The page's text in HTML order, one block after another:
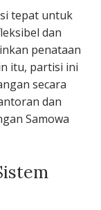
tepat untuk
dan
penataan
itu, partisi ini
secara
dan
Samowa